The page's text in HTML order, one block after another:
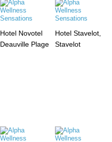
Hotel Novotel
Deauville Plage
Hotel Stavelot,
Stavelot